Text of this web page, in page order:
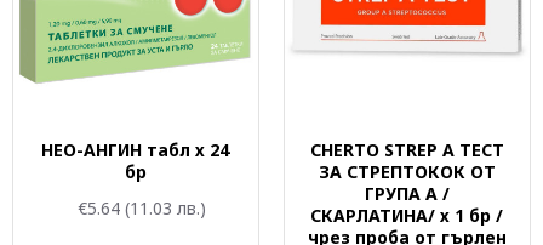
НЕО-АНГИН табл х 24
бр
€5.64 (11.03 лв.)
CHERTO STREP A ТЕСТ
ЗА СТРЕПТОКОК ОТ
ГРУПА А /
СКАРЛАТИНА/ х 1 бр /
чрез проба от гърлен